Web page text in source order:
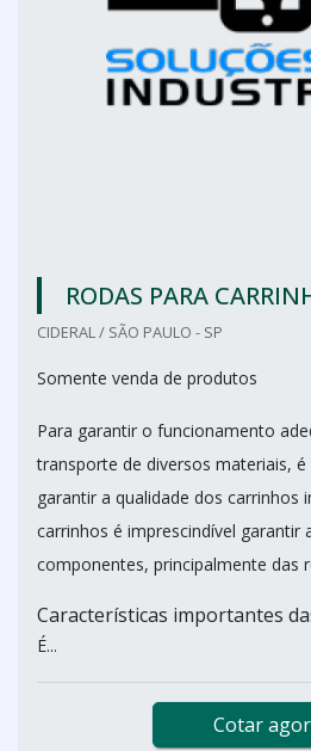
RODAS PARA
CIDERAL / SÃO PAULO - SP
Somente venda de produtos
Para garantir o funcionamento
transporte de diversos materiais,
garantir a qualidade dos carrinhos
carrinhos é imprescindível garantir
componentes, principalmente das
Características importantes
É...
Cotar